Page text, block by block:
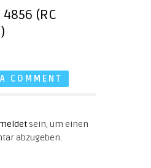
(RC
COMMENT
sein, um einen
abzugeben.